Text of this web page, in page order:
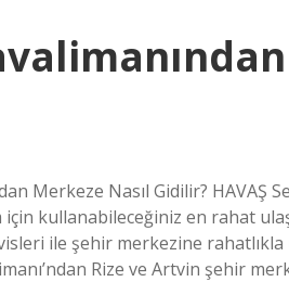
Merkeze Nasıl Gidilir? HAVAŞ
için kullanabileceğiniz en rahat
ile şehir merkezine
Rize ve Artvin şehir